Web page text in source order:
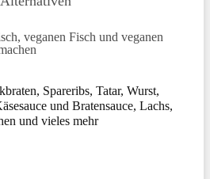
veganen Fisch und veganen
Spareribs, Tatar, Wurst,
und Bratensauce, Lachs,
und vieles mehr